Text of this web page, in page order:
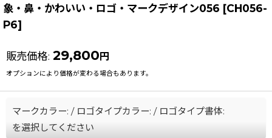
象・鼻・かわいい・ロゴ・マークデザイン056 [CH056-
P6]
販売価格: 29,800 円
オプションにより価格が変わる場合もあります。
マークカラー: / ロゴタイプカラー: / ロゴタイプ書体:
を選択してください